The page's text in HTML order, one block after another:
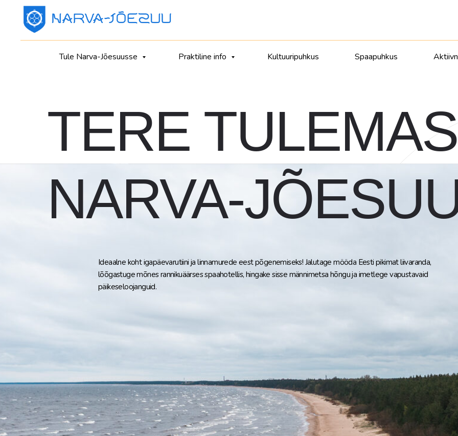
Tule Narva-Jõesuusse Praktiline info Kultuuripuhkus Spaapuhkus
TERE
NARVA-
Ideaalne koht igapäevarutiini ja linnamurede eest põgenemiseks! Jalutage mööda Eesti pikimat liivaranda,
lõõgastuge mõnes rannikuäärses spaahotellis, hingake sisse männimetsa hõngu ja imetlege vapustavaid
päikeseloojanguid.